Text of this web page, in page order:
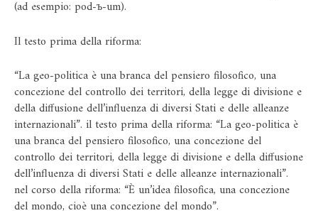
(ad esempio: pod-ъ-um).
Il testo prima della riforma:
“La geo-politica è una branca del pensiero filosofico, una
concezione del controllo dei territori, della legge di divisione e
della diffusione dell’influenza di diversi Stati e delle alleanze
internazionali”. il testo prima della riforma: “La geo-politica è
una branca del pensiero filosofico, una concezione del
controllo dei territori, della legge di divisione e della diffusione
dell’influenza di diversi Stati e delle alleanze internazionali”.
nel corso della riforma: “È un’idea filosofica, una concezione
del mondo, cioè una concezione del mondo”.